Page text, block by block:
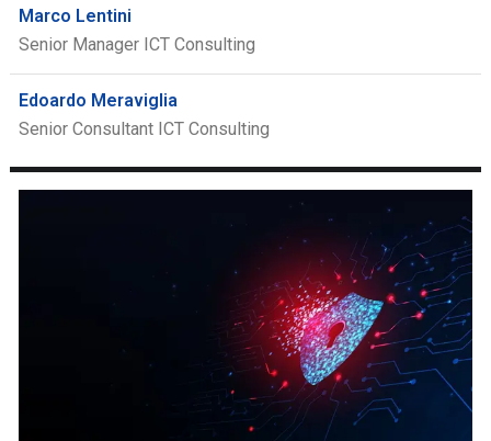
Marco Lentini
Senior Manager ICT Consulting
Edoardo Meraviglia
Senior Consultant ICT Consulting